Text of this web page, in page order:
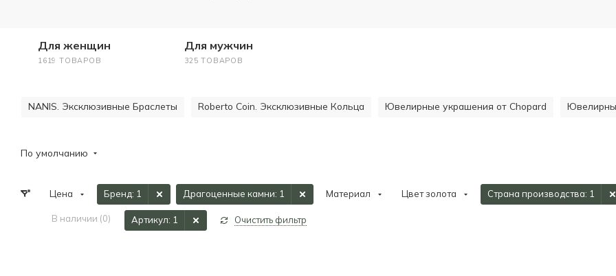
Для женщин
1619 ТОВАРОВ
Для мужчин
325 ТОВАРОВ
NANIS. Эксклюзивные Браслеты Roberto Coin. Эксклюзивные Кольца Ювелирные украшения от Chopard
По умолчанию
Цена Бренд: 1 Драгоценные камни: 1 Материал Цвет золота Страна производства: 1
В наличии (0) Артикул: 1 Очистить фильтр